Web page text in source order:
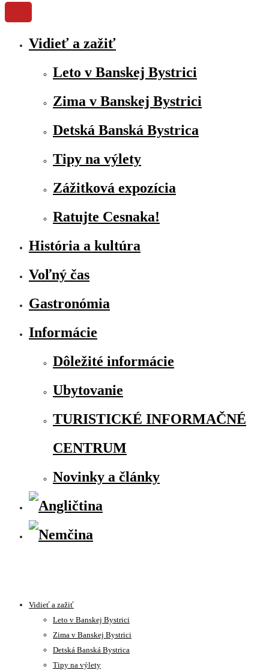
Vidieť a zažiť
Leto v Banskej Bystrici
Zima v Banskej Bystrici
Detská Banská Bystrica
Tipy na výlety
Zážitková expozícia
Ratujte Cesnaka!
História a kultúra
Voľný čas
Gastronómia
Informácie
Dôležité informácie
Ubytovanie
TURISTICKÉ INFORMAČNÉ
CENTRUM
Novinky a články
Vidieť a zažiť
Leto v Banskej Bystrici
Zima v Banskej Bystrici
Detská Banská Bystrica
Tipy na výlety